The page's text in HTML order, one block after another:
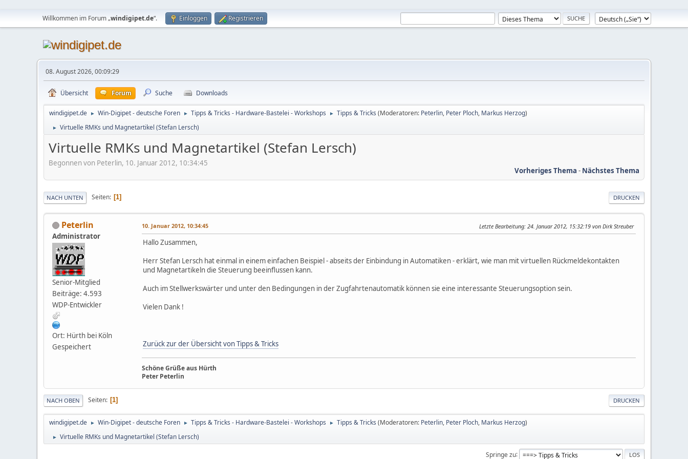
Willkommen im Forum „windigipet.de“. Einloggen Registrieren
08. August 2026, 00:09:29
Übersicht Forum Suche Downloads
windigipet.de ► Win-Digipet - deutsche Foren ► Tipps & Tricks - Hardware-Bastelei - Workshops ► Tipps & Tricks (Moderatoren: Peterlin, Peter Ploch, Markus Herzog)
► Virtuelle RMKs und Magnetartikel (Stefan Lersch)
Virtuelle RMKs und Magnetartikel (Stefan Lersch)
Begonnen von Peterlin, 10. Januar 2012, 10:34:45
Vorheriges Thema - Nächstes Thema
DRUCKEN
NACH UNTEN Seiten 1
Peterlin
Administrator
Senior-Mitglied
Beiträge: 4.593
WDP-Entwickler
Ort: Hürth bei Köln
Gespeichert
10. Januar 2012, 10:34:45 Letzte Bearbeitung: 24. Januar 2012, 15:32:19 von Dirk Streuber
Hallo Zusammen,
Herr Stefan Lersch hat einmal in einem einfachen Beispiel - abseits der Einbindung in Automatiken - erklärt, wie man mit virtuellen Rückmeldekontakten
und Magnetartikeln die Steuerung beeinflussen kann.
Auch im Stellwerkswärter und unter den Bedingungen in der Zugfahrtenautomatik können sie eine interessante Steuerungsoption sein.
Vielen Dank !
Zurück zur der Übersicht von Tipps & Tricks
Schöne Grüße aus Hürth
Peter Peterlin
DRUCKEN
NACH OBEN Seiten 1
windigipet.de ► Win-Digipet - deutsche Foren ► Tipps & Tricks - Hardware-Bastelei - Workshops ► Tipps & Tricks (Moderatoren: Peterlin, Peter Ploch, Markus Herzog)
► Virtuelle RMKs und Magnetartikel (Stefan Lersch)
Springe zu